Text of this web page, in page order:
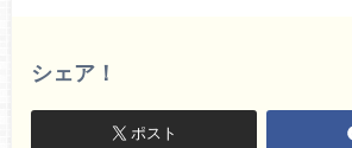
シェア！
ポスト